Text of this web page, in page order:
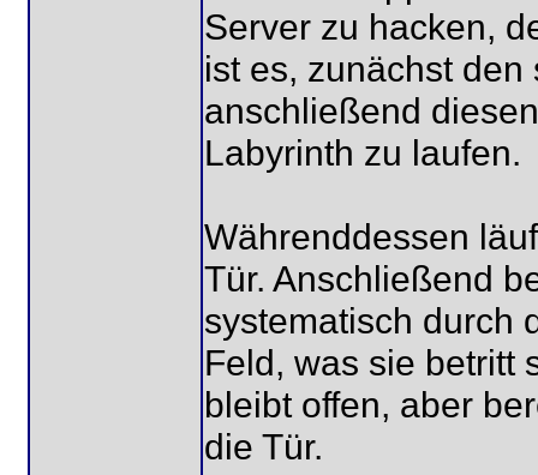
Server zu hacken,
ist es, zunächst
anschließend
Labyrinth zu laufen.
Währenddessen
Tür. Anschließend
systematisch durch
Feld, was sie betritt
bleibt offen, aber
die Tür.